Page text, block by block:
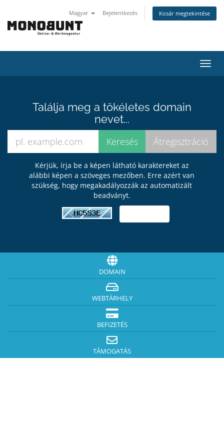
Magyar Bejelentkezés Kosár megtekintése
a
Találja meg a tökéletes domain
nevet...
Kérjük, írja be a képen látható karaktereket az
alábbi képen a szöveges mezőben. Erre azért van
szükség, hogy megakadályozzák az automatizált
beadványt.
DOMAIN
WEBTÁRHELY
BEFIZETÉS
TÁMOGATÁS